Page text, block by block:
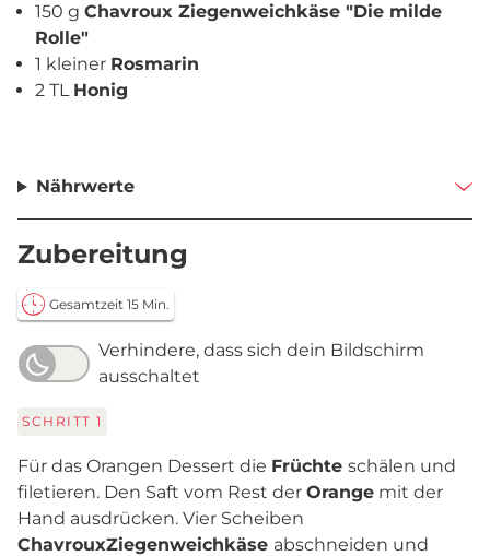
150 g Chavroux Ziegenweichkäse "Die milde
Rolle"
1 kleiner Rosmarin
2 TL Honig
Nährwerte
Zubereitung
Gesamtzeit 15 Min.
Verhindere, dass sich dein Bildschirm
ausschaltet
SCHRITT 1
Für das Orangen Dessert die Früchte schälen und
filetieren. Den Saft vom Rest der Orange mit der
Hand ausdrücken. Vier Scheiben
ChavrouxZiegenweichkäse abschneiden und